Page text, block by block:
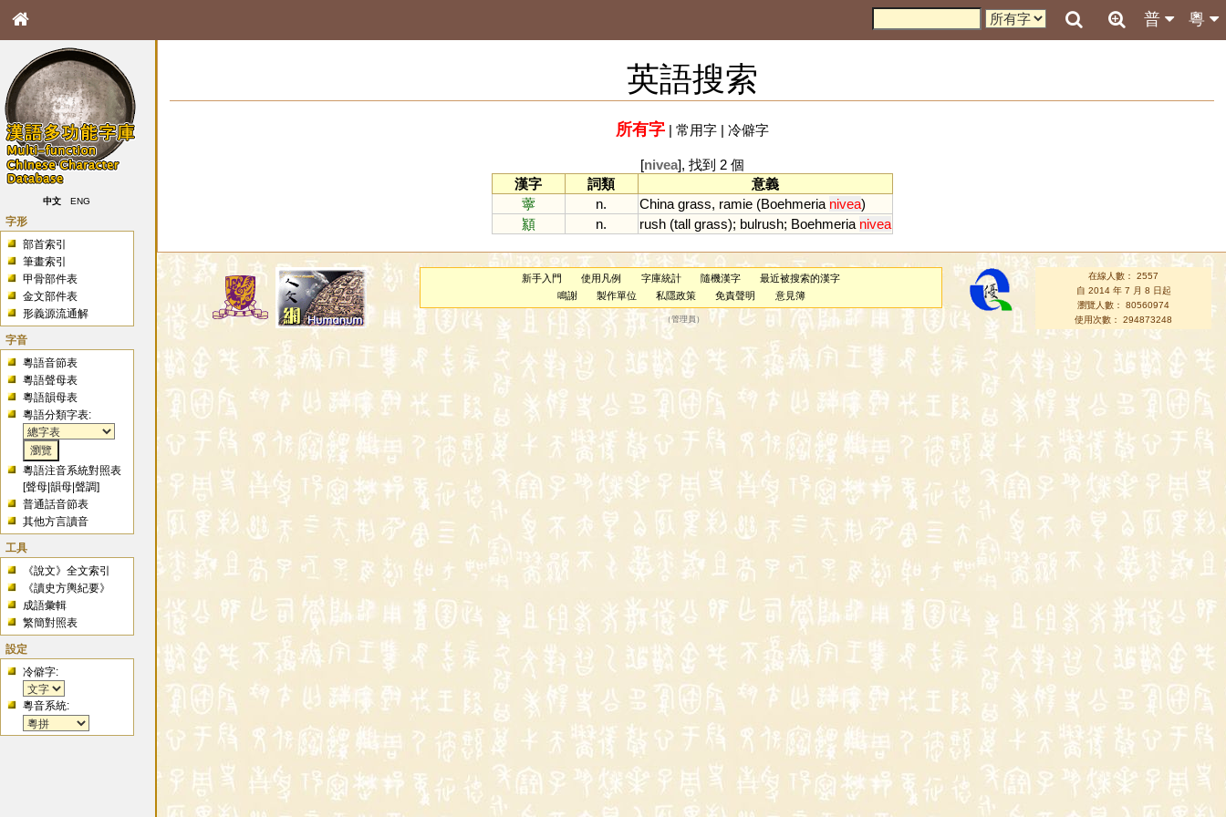
粵
普
中文 ENG
字形
部首索引
筆畫索引
甲骨部件表
金文部件表
形義源流通解
字音
粵語音節表
粵語聲母表
粵語韻母表
粵語分類字表:
粵語注音系統對照表
[聲母 |韻母 |聲調]
普通話音節表
其他方言讀音
工具
《說文》全文索引
《讀史方輿紀要》
成語彙輯
繁簡對照表
設定
冷僻字:
粵音系統:
英語搜索
所有字| 常用字| 冷僻字
[nivea], 找到 2 個
漢字
詞類
意義
薴
n. China grass, ramie(Boehmeria nivea)
顈
n. rush(tall grass); bulrush; Boehmeria nivea
新手入門 使用凡例 字庫統計 隨機漢字
最近被搜索的漢字
鳴謝
製作單位 私隱政策 免責聲明 意見簿
（管理員 ）
在線人數： 2557
自 2014 年 7 月 8 日起
瀏覽人數： 80560974
使用次數： 294873248